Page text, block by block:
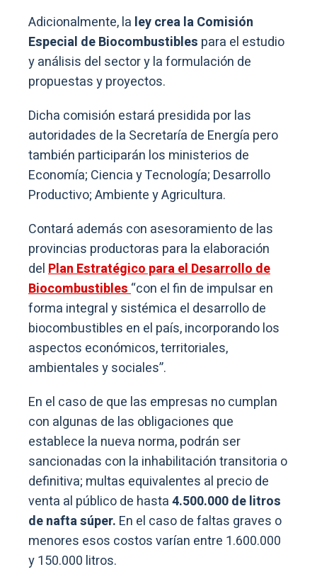
Adicionalmente, la ley crea la Comisión
Especial de Biocombustibles para el estudio
y análisis del sector y la formulación de
propuestas y proyectos.
Dicha comisión estará presidida por las
autoridades de la Secretaría de Energía pero
también participarán los ministerios de
Economía; Ciencia y Tecnología; Desarrollo
Productivo; Ambiente y Agricultura.
Contará además con asesoramiento de las
provincias productoras para la elaboración
delPlan Estratégico para el Desarrollo de
Biocombustibles“con el fin de impulsar en
forma integral y sistémica el desarrollo de
biocombustibles en el país, incorporando los
aspectos económicos, territoriales,
ambientales y sociales”.
En el caso de que las empresas no cumplan
con algunas de las obligaciones que
establece la nueva norma, podrán ser
sancionadas con la inhabilitación transitoria o
definitiva; multas equivalentes al precio de
venta al público de hasta4.500.000 de litros
de nafta súper. En el caso de faltas graves o
menores esos costos varían entre 1.600.000
y 150.000 litros.